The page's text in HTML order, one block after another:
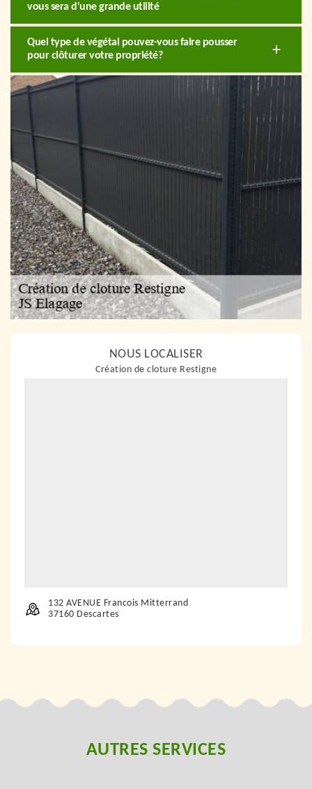
vous sera d'une grande utilité
Quel type de végétal pouvez-vous faire pousser
pour clôturer votre propriété?
NOUS LOCALISER
Création de cloture Restigne
132 AVENUE Francois Mitterrand
37160 Descartes
AUTRES SERVICES